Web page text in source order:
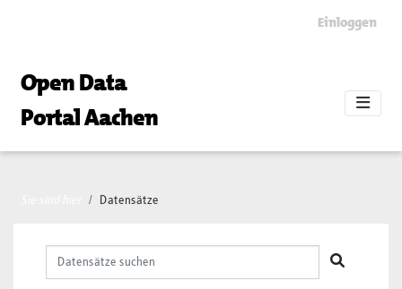
Einloggen
Open Data
Portal Aachen
Datensätze